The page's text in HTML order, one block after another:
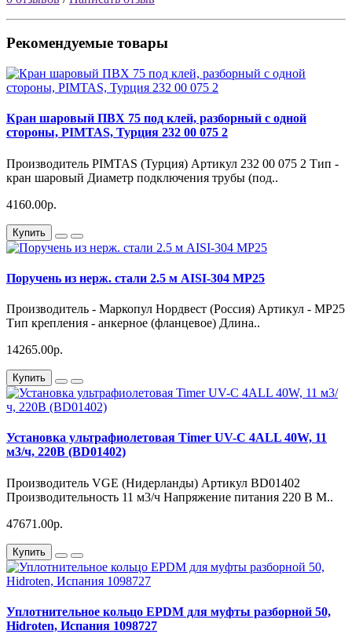
Рекомендуемые товары
Кран шаровый ПВХ 75 под клей, разборный с одной
стороны, PIMTAS, Турция 232 00 075 2
Производитель PIMTAS (Турция) Артикул 232 00 075 2 Тип -
кран шаровый Диаметр подключения трубы (под..
4160.00р.
Купить
Поручень из нерж. стали 2.5 м AISI-304 MP25
Производитель - Маркопул Нордвест (Россия) Артикул - MP25
Тип крепления - анкерное (фланцевое) Длина..
14265.00р.
Купить
Установка ультрафиолетовая Timer UV-C 4ALL 40W, 11
м3/ч, 220В (BD01402)
Производитель VGE (Нидерланды) Артикул BD01402
Производительность 11 м3/ч Напряжение питания 220 В М..
47671.00р.
Купить
Уплотнительное кольцо EPDM для муфты разборной 50,
Hidroten, Испания 1098727